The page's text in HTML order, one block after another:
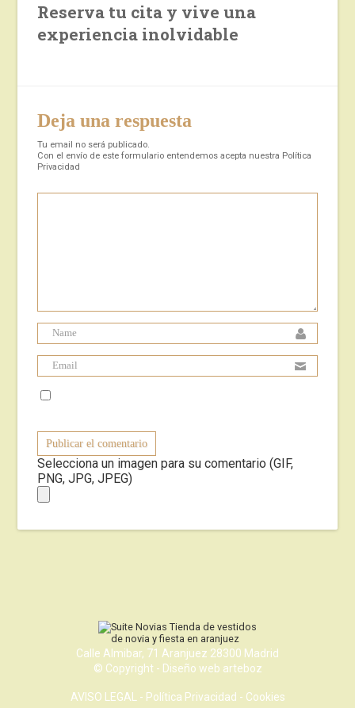
Reserva tu cita y vive una
experiencia inolvidable
Deja una respuesta
Tu email no será publicado.
Con el envío de este formulario entendemos acepta nuestra Política
Privacidad
Selecciona un imagen para su comentario (GIF,
PNG, JPG, JPEG)
Calle Almibar, 71 Aranjuez 28300 Madrid
© Copyright - Diseño web arteboz
AVISO LEGAL - Política Privacidad - Cookies